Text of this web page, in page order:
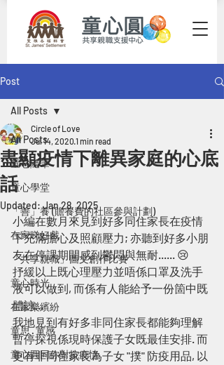
Post
All Posts
童心隨筆
童心學堂
「善」養 (贍養費的社區參與計劃)
在家睇好戲
「共享親職」圖文創作比賽
童心時光
在家樂繽紛
童思 · 童感
童心圓同你對抗疫情
All Posts
盡顯疫情下離異家庭的心底
話
Circle of Love
Jul 14, 2020 1 min read
Updated:Jan 28, 2025
小編在數月來見到好多同住家長在疫情
下充滿擔心及照顧壓力; 亦聽到好多小朋
友在停課期間感到鬱悶與無耐...... 😢
抒緩以上既心理壓力並唔係口罩及洗手
液可以做到, 而係有人能給予一份箇中既
體諒...
我地見到有好多非同住家長都能夠理解
暫停探視係現時保護子女既最佳安排. 而
更有非同住家長為子女 "撲" 防疫用品, 以